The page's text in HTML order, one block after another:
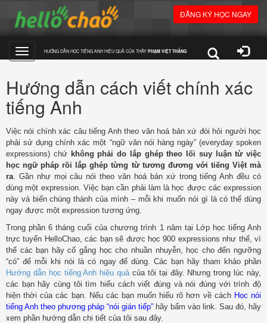
ĐĂNG KÝ HỌC NGAY
Toggle
navigation
HƯỚNG DẪN HỌC TIẾNG ANH HIỆU QUẢ CỦA THẦY PHẠM VIỆT THẮNG
Hướng dẫn cách viết chính xác
tiếng Anh
Việc nói chính xác câu tiếng Anh theo văn hoá bản xứ đòi hỏi người học
phải sử dụng chính xác một “ngữ văn nói hàng ngày” (everyday spoken
expressions) chứ không phải do lắp ghép theo lối suy luận từ việc
học ngữ pháp rồi lắp ghép từng từ tương đương với tiếng Việt mà
ra. Gần như mọi câu nói theo văn hoá bản xứ trong tiếng Anh đều có
dùng một expression. Việc bạn cần phải làm là học được các expression
này và biến chúng thành của mình – mỗi khi muốn nói gì là có thể dùng
ngay được một expression tương ứng.
Trong phần 6 tháng cuối của chương trình 1 năm tại Lớp học tiếng Anh
trực tuyến HelloChao, các bạn sẽ được học 900 expressions như thế, vì
thế các bạn hãy cố gắng học cho nhuần nhuyễn, học cho đến ngưỡng
“có” để mỗi khi nói là có ngay để dùng. Các bạn hãy tham khảo phần
Hướng dẫn học tiếng Anh hiệu quả của tôi tại đây. Nhưng trong lúc này,
các bạn hãy cùng tôi tìm hiểu cách viết đúng và nói đúng với trình độ
hiện thời của các bạn. Nếu các bạn muốn hiểu rõ hơn về cách Học nói
tiếng Anh theo phương pháp “nói gián tiếp” hãy bấm vào link. Sau đó, hãy
xem phần hướng dẫn chi tiết của tôi sau đây.